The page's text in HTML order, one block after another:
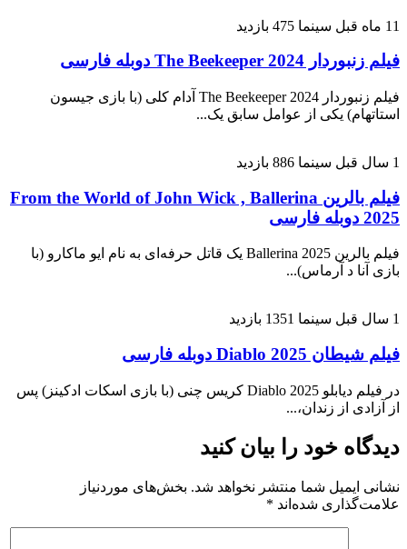
11 ماه قبل سینما 475 بازدید
فیلم زنبوردار The Beekeeper 2024 دوبله فارسی
فیلم زنبوردار The Beekeeper 2024 آدام کلی (با بازی جیسون
استاتهام) یکی از عوامل سابق یک...
1 سال قبل سینما 886 بازدید
فیلم بالرین From the World of John Wick , Ballerina
2025 دوبله فارسی
فیلم بالرین Ballerina 2025 یک قاتل حرفه‌ای به نام ایو ماکارو (با
بازی آنا د آرماس)...
1 سال قبل سینما 1351 بازدید
فیلم شیطان 2025 Diablo دوبله فارسی
در فیلم دیابلو Diablo 2025 کریس چنی (با بازی اسکات ادکینز) پس
از آزادی از زندان،...
دیدگاه خود را بیان کنید
نشانی ایمیل شما منتشر نخواهد شد. بخش‌های موردنیاز
علامت‌گذاری شده‌اند *